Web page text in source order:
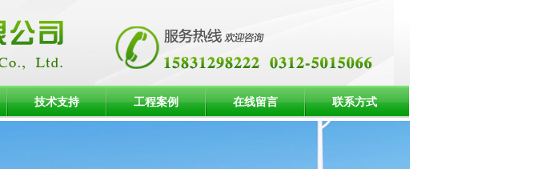
技术支持 工程案例 在线留言 联系方式